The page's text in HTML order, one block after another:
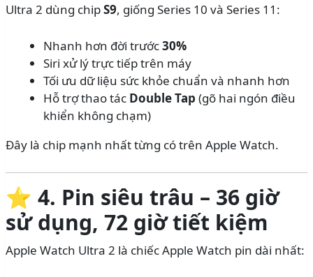
Ultra 2 dùng chipS9, giống Series 10 và Series 11:
Nhanh hơn đời trước30%
Siri xử lý trực tiếp trên máy
Tối ưu dữ liệu sức khỏe chuẩn và nhanh hơn
Hỗ trợ thao tác Double Tap (gõ hai ngón điều
khiển không chạm)
Đây là chip mạnh nhất từng có trên Apple Watch.
⭐ 4. Pin siêu trâu – 36 giờ
sử dụng, 72 giờ tiết kiệm
Apple Watch Ultra 2 là chiếc Apple Watch pin dài nhất: